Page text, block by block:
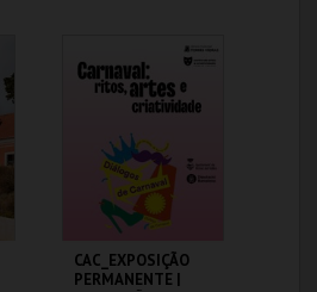
COMPRAR
CAC_EXPOSIÇÃO
PERMANENTE |